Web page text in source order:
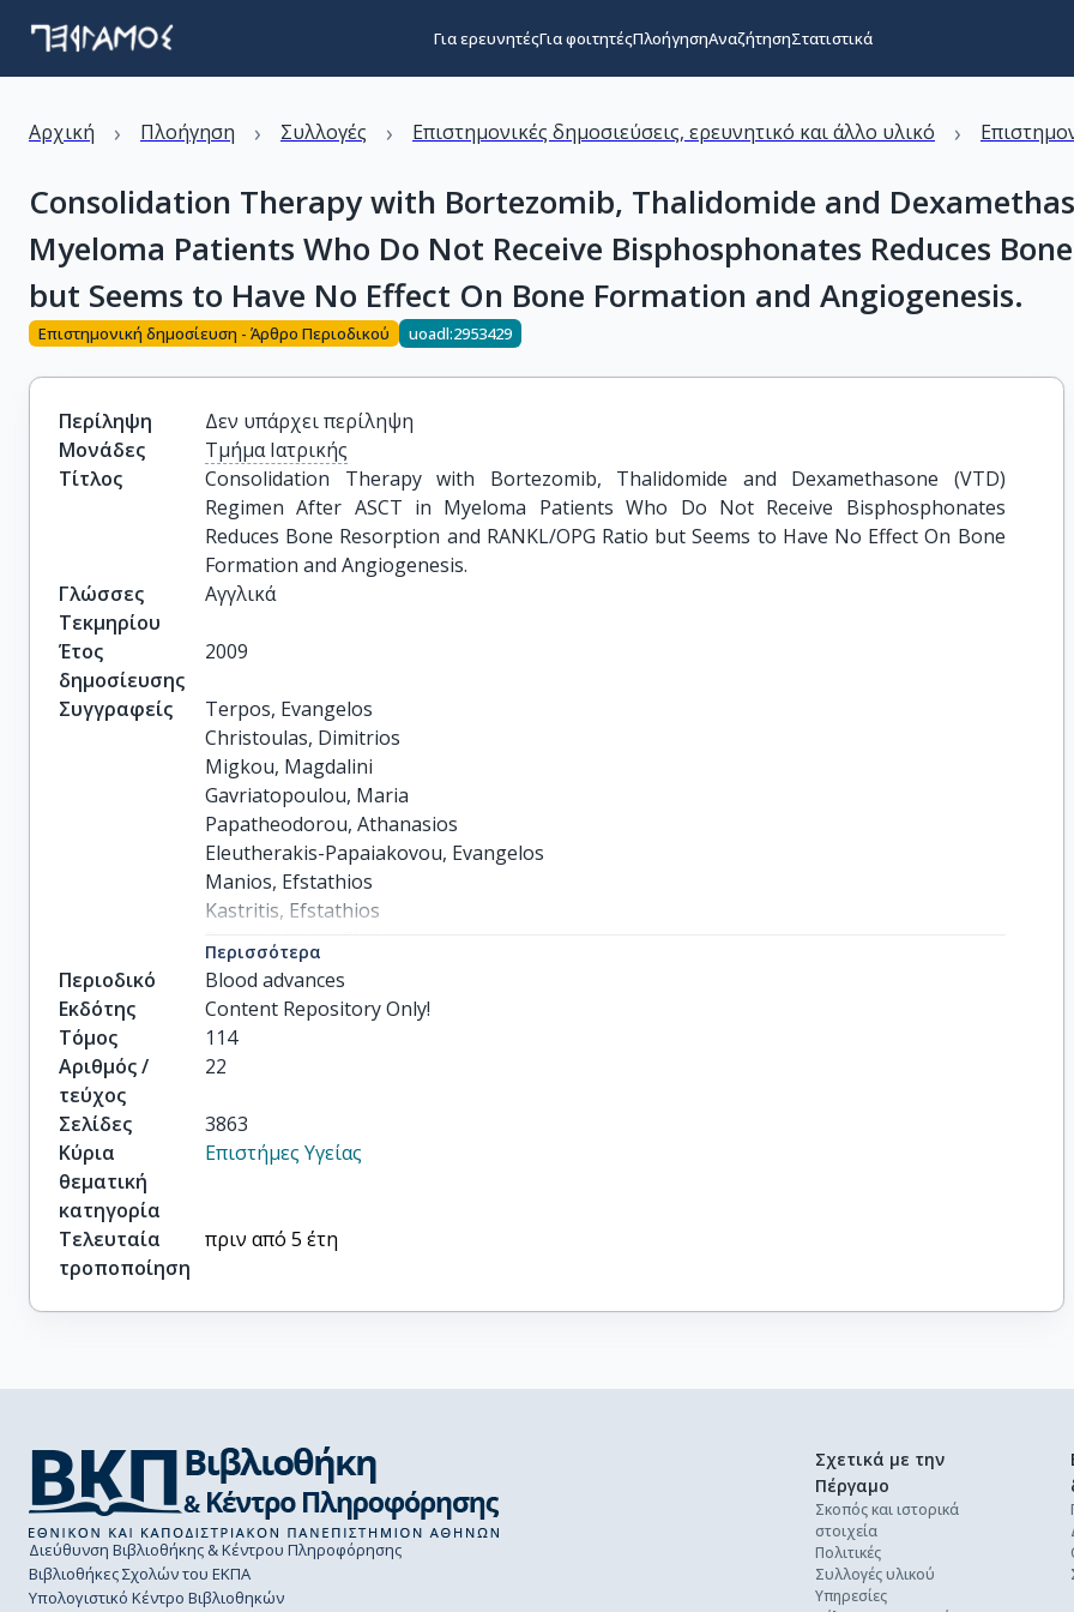
Για ερευνητέςΓια φοιτητέςΠλοήγησηΑναζήτησηΣτατιστικά
Αρχική › Πλοήγηση › Συλλογές › Επιστημονικές δημοσιεύσεις, ερευνητικό και άλλο υλικό ›
Consolidation Therapy with Bortezomib, Thalidomide and
Myeloma Patients Who Do Not Receive Bisphosphonates Reduces
but Seems to Have No Effect On Bone Formation and Angiogenesis.
Επιστημονική δημοσίευση - Άρθρο Περιοδικού uoadl:2953429
Περίληψη
Δεν υπάρχει περίληψη
Μονάδες
Τμήμα Ιατρικής
Τίτλος
Consolidation Therapy with Bortezomib, Thalidomide and Dexamethasone (VTD)
Regimen After ASCT in Myeloma Patients Who Do Not Receive Bisphosphonates
Reduces Bone Resorption and RANKL/OPG Ratio but Seems to Have No Effect On Bone
Formation and Angiogenesis.
Γλώσσες
Τεκμηρίου
Αγγλικά
Έτος
δημοσίευσης
2009
Συγγραφείς
Terpos, Evangelos
Christoulas, Dimitrios
Migkou, Magdalini
Gavriatopoulou, Maria
Papatheodorou, Athanasios
Eleutherakis-Papaiakovou, Evangelos
Manios, Efstathios
Kastritis, Efstathios
Papadimitriou, Christos
Dimopoulos, Meletios A
Περισσότερα
Περιοδικό
Blood advances
Εκδότης
Content Repository Only!
Τόμος
114
Αριθμός /
τεύχος
22
Σελίδες
3863
Κύρια
θεματική
κατηγορία
Επιστήμες Υγείας
Τελευταία
τροποποίηση
πριν από 5 έτη
Διεύθυνση Βιβλιοθήκης & Κέντρου Πληροφόρησης
Βιβλιοθήκες Σχολών του ΕΚΠΑ
Υπολογιστικό Κέντρο Βιβλιοθηκών
Σχετικά με την
Πέργαμο
Σκοπός και ιστορικά
στοιχεία
Πολιτικές
Συλλογές υλικού
Υπηρεσίες